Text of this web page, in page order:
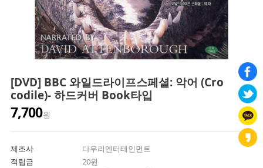
[DVD] BBC 와일드라이프스페셜: 악어 (Cro
codile)- 하드커버 Book타입
7,700원
제조사
다우리엔터테인먼트
적립금
20원